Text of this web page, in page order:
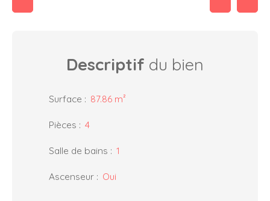
Descriptif du bien
Surface : 87.86 m²
Pièces : 4
Salle de bains : 1
Ascenseur : Oui